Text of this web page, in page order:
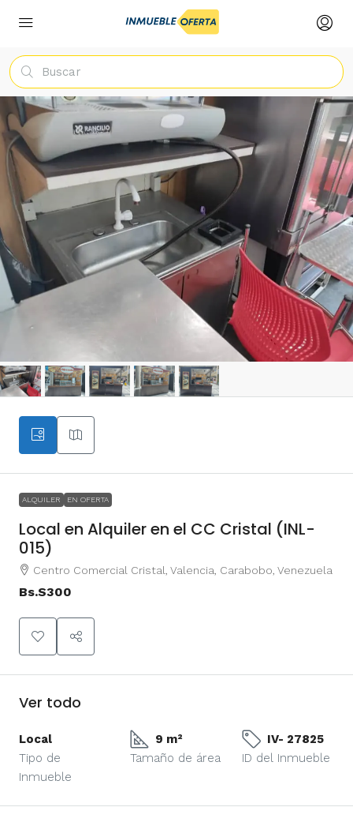
ALQUILER EN OFERTA
Local en Alquiler en el CC Cristal (INL-
015)
Centro Comercial Cristal, Valencia, Carabobo, Venezuela
Bs.S300
Ver todo
Local
Tipo de
Inmueble
9 m²
Tamaño de área
IV- 27825
ID del Inmueble